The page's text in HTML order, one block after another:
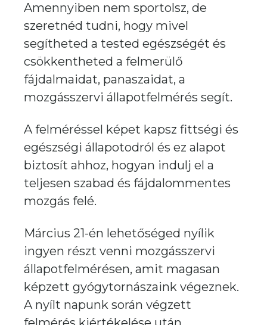
Amennyiben nem sportolsz, de
szeretnéd tudni, hogy mivel
segítheted a tested egészségét és
csökkentheted a felmerülő
fájdalmaidat, panaszaidat, a
mozgásszervi állapotfelmérés segít.
A felméréssel képet kapsz fittségi és
egészségi állapotodról és ez alapot
biztosít ahhoz, hogyan indulj el a
teljesen szabad és fájdalommentes
mozgás felé.
Március 21-én lehetőséged nyílik
ingyen részt venni mozgásszervi
állapotfelmérésen, amit magasan
képzett gyógytornászaink végeznek.
A nyílt napunk során végzett